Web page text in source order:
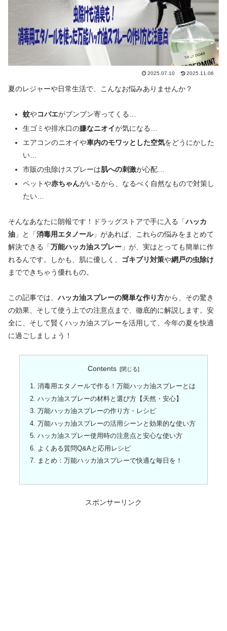
2025.07.10 2025.11.06
夏のレジャーや日常生活で、こんなお悩みありませんか？
蚊やコバエがブンブン寄ってくる…
生ゴミや排水口の嫌なニオイが気になる…
エアコンのニオイや車内のモワッとした空気をどうにかした
い…
市販の虫除けスプレーは肌への刺激が心配…
ペットや赤ちゃんがいるから、なるべく自然なもので対策し
たい…
そんなあなたに朗報です！ドラッグストアで手に入る「ハッカ
油 」と「消毒用エタノール」があれば、これらの悩みをまとめて
解決できる「万能ハッカ油スプレー 」が、実はとっても簡単に作
れるんです。しかも、肌に優しく、
ゴキブリ対策や網戸の虫除け
までできちゃう優れもの。
この記事では、ハッカ油スプレーの簡単な作り方から、その驚き
の効果、そして使う上での注意点まで、徹底的に解説します。安
全に、そして賢くハッカ油スプレーを活用して、今年の夏を快適
に過ごしましょう！
Contents
消毒用エタノールで作る！万能ハッカ油スプレーとは
ハッカ油スプレーの材料と選び方【天然・安心】
万能ハッカ油スプレーの作り方・レシピ
万能ハッカ油スプレーの活用シーンと効果的な使い方
ハッカ油スプレー使用時の注意点と安心な使い方
よくある質問Q&Aと応用レシピ
まとめ：万能ハッカ油スプレーで快適な毎日を！
スポンサーリンク